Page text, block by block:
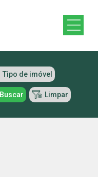
Tipo de imóvel
Buscar Limpar